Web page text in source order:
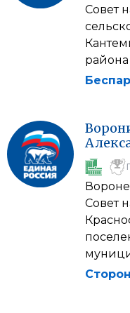
Совет
района
Совет